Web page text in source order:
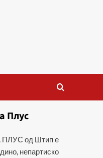
Плус
ПЛУС од Штип е
непартиско